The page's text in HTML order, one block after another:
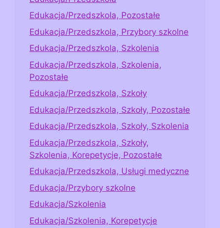
Edukacja/Przedszkola, Pozostałe
Edukacja/Przedszkola, Przybory szkolne
Edukacja/Przedszkola, Szkolenia
Edukacja/Przedszkola, Szkolenia,
Pozostałe
Edukacja/Przedszkola, Szkoły
Edukacja/Przedszkola, Szkoły, Pozostałe
Edukacja/Przedszkola, Szkoły, Szkolenia
Edukacja/Przedszkola, Szkoły,
Szkolenia, Korepetycje, Pozostałe
Edukacja/Przedszkola, Usługi medyczne
Edukacja/Przybory szkolne
Edukacja/Szkolenia
Edukacja/Szkolenia, Korepetycje